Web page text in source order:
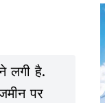
लगी है.
पर